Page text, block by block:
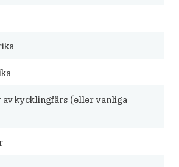
kycklingfärs (eller vanliga